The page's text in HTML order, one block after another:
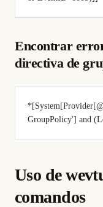
Encontrar
directiva de
GroupPolicy'] and
Uso de
comandos